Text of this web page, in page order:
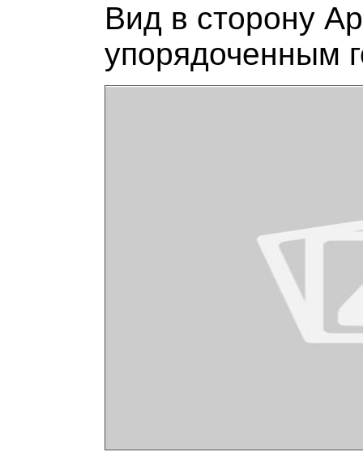
Вид в сторону
упорядоченным